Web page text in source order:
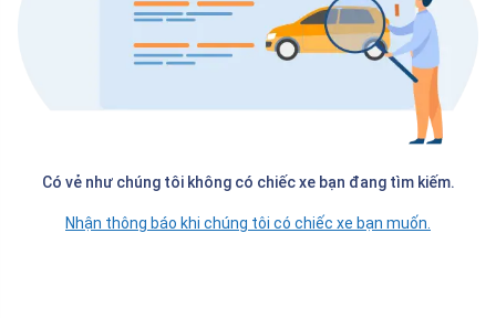
Có vẻ như chúng tôi không có chiếc xe bạn đang tìm kiếm.
Nhận thông báo khi chúng tôi có chiếc xe bạn muốn.